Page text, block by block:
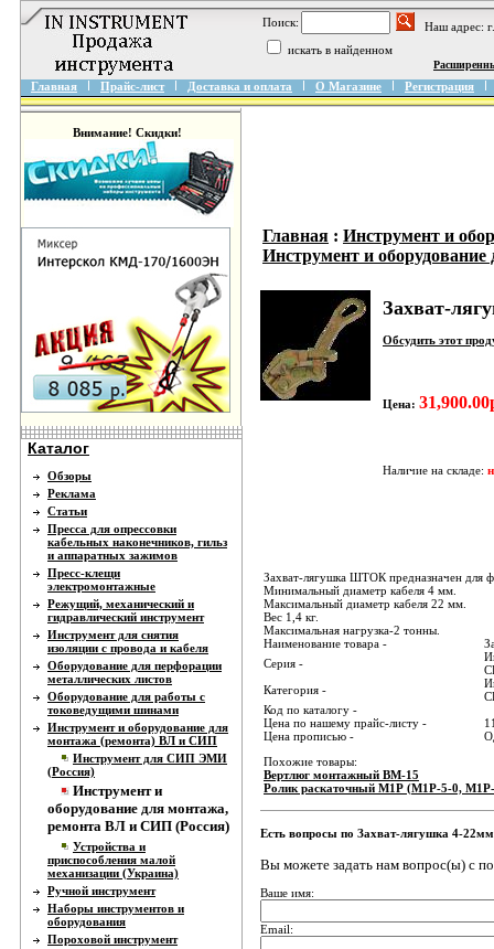
Поиск:
Наш адрес:
искать в найденном
Главная Прайс-лист Доставка и оплата О Магазине Регистрация
Внимание! Скидки!
Каталог
Обзоры
Реклама
Статьи
Пресса для опрессовки
кабельных наконечников, гильз
и аппаратных зажимов
Пресс-клещи
электромонтажные
Режущий, механический и
гидравлический инструмент
Инструмент для снятия
изоляции с провода и кабеля
Оборудование для перфорации
металлических листов
Оборудование для работы с
токоведущими шинами
Инструмент и оборудование для
монтажа (ремонта) ВЛ и СИП
Инструмент для СИП ЭМИ
(Россия)
Инструмент и
оборудование для монтажа,
ремонта ВЛ и СИП (Россия)
Устройства и
приспособления малой
механизации (Украина)
Ручной инструмент
Наборы инструментов и
оборудования
Пороховой инструмент
Главная : Инструмент и
Инструмент и
Захват-
Обсудить этот
Цена:
Наличие на складе:
Захват-лягушка ШТОК предназначен для
Минимальный диаметр кабеля 4 мм.
Максимальный диаметр кабеля 22 мм.
Вес 1,4 кг.
Максимальная нагрузка-2 тонны.
Наименование товара -
Серия -
Категория -
Код по каталогу -
Цена по нашему прайс-листу -
Цена прописью -
Похожие товары:
Вертлюг монтажный ВМ-15
Ролик раскаточный М1Р (М1Р-5-0,
Есть вопросы по Захват-лягушка 4-
Вы можете задать нам вопрос(ы) с
Ваше имя:
Email: